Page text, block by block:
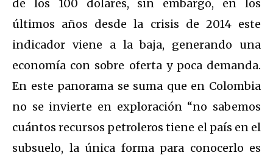
de los 100 dolares, sin embargo, en los
últimos años desde la crisis de 2014 este
indicador viene a la baja, generando una
economía con sobre oferta y poca demanda.
En este panorama se suma que en Colombia
no se invierte en exploración “no sabemos
cuántos recursos petroleros tiene el país en el
subsuelo, la única forma para conocerlo es